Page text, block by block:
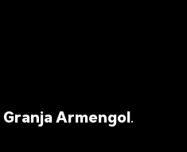
Granja Armengol .